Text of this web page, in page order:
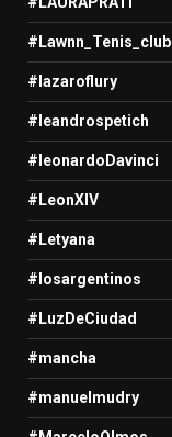
#Lawnn_Tenis_club
#lazaroflury
#leandrospetich
#leonardoDavinci
#LeonXIV
#Letyana
#losargentinos
#LuzDeCiudad
#mancha
#manuelmudry